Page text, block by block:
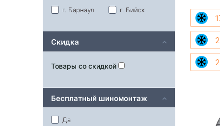
г. Барнаул г. Бийск
Скидка
Товары со скидкой
Бесплатный шиномонтаж
Да